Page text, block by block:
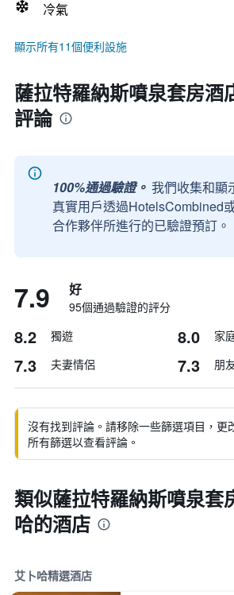
冷氣
顯示所有11個便利設施
薩拉特羅納斯噴泉套房酒
評論
100%通過驗證。 我們收集和顯
真實用戶透過HotelsCombined
合作夥伴所進行的已驗證預訂。
7.9 好
95個通過驗證的評分
8.2 獨遊 8.0 家
7.3 夫妻情侶 7.3 朋
沒有找到評論。請移除一些篩選項目，更
所有篩選以查看評論。
類似薩拉特羅納斯噴泉套
哈的酒店
艾卜哈精選酒店